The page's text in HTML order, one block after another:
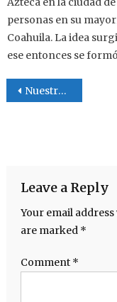
personas en su
Coahuila. La idea
ese entonces se
Post
Nuestro Cerebro (imagen FGMsports )
Leave a Reply
Your email
are marked *
Comment *